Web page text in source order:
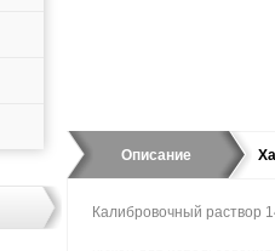
Описание
Калибровочный раствор